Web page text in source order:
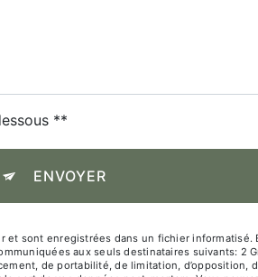
**
ENVOYER
sont enregistrées dans un fichier
aux seuls destinataires suivants: 2
de portabilité, de limitation,